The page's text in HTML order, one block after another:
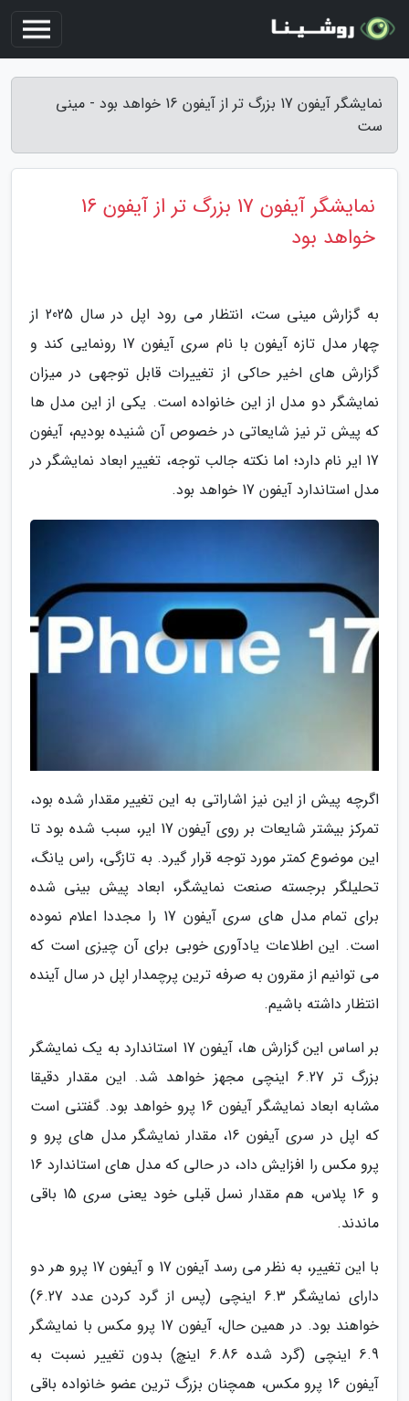
نمایشگر آیفون 17 بزرگ تر از آیفون 16 خواهد بود - مینی
ست
نمایشگر آیفون 17 بزرگ تر از آیفون 16
خواهد بود
به گزارش مینی ست، انتظار می رود اپل در سال 2025 از
چهار مدل تازه آیفون با نام سری آیفون 17 رونمایی کند و
گزارش های اخیر حاکی از تغییرات قابل توجهی در میزان
نمایشگر دو مدل از این خانواده است. یکی از این مدل ها
که پیش تر نیز شایعاتی در خصوص آن شنیده بودیم، آیفون
17 ایر نام دارد؛ اما نکته جالب توجه، تغییر ابعاد نمایشگر در
مدل استاندارد آیفون 17 خواهد بود.
اگرچه پیش از این نیز اشاراتی به این تغییر مقدار شده بود،
تمرکز بیشتر شایعات بر روی آیفون 17 ایر، سبب شده بود تا
این موضوع کمتر مورد توجه قرار گیرد. به تازگی، راس یانگ،
تحلیلگر برجسته صنعت نمایشگر، ابعاد پیش بینی شده
برای تمام مدل های سری آیفون 17 را مجددا اعلام نموده
است. این اطلاعات یادآوری خوبی برای آن چیزی است که
می توانیم از مقرون به صرفه ترین پرچمدار اپل در سال آینده
انتظار داشته باشیم.
بر اساس این گزارش ها، آیفون 17 استاندارد به یک نمایشگر
بزرگ تر 6.27 اینچی مجهز خواهد شد. این مقدار دقیقا
مشابه ابعاد نمایشگر آیفون 16 پرو خواهد بود. گفتنی است
که اپل در سری آیفون 16، مقدار نمایشگر مدل های پرو و
پرو مکس را افزایش داد، در حالی که مدل های استاندارد 16
و 16 پلاس، هم مقدار نسل قبلی خود یعنی سری 15 باقی
ماندند.
با این تغییر، به نظر می رسد آیفون 17 و آیفون 17 پرو هر دو
دارای نمایشگر 6.3 اینچی (پس از گرد کردن عدد 6.27)
خواهند بود. در همین حال، آیفون 17 پرو مکس با نمایشگر
6.9 اینچی (گرد شده 6.86 اینچ) بدون تغییر نسبت به
آیفون 16 پرو مکس، همچنان بزرگ ترین عضو خانواده باقی